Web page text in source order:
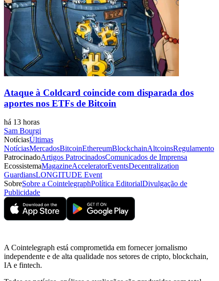
Ataque à Coldcard coincide com disparada dos
aportes nos ETFs de Bitcoin
há 13 horas
Sam Bourgi
NotíciasÚltimas
NotíciasMercadosBitcoinEthereumBlockchainAltcoinsRegulamento
PatrocinadoArtigos PatrocinadosComunicados de Imprensa
EcossistemaMagazineAcceleratorEventsDecentralization
GuardiansLONGITUDE Event
SobreSobre a CointelegraphPolítica EditorialDivulgação de
Publicidade
A Cointelegraph está comprometida em fornecer jornalismo
independente e de alta qualidade nos setores de cripto, blockchain,
IA e fintech.